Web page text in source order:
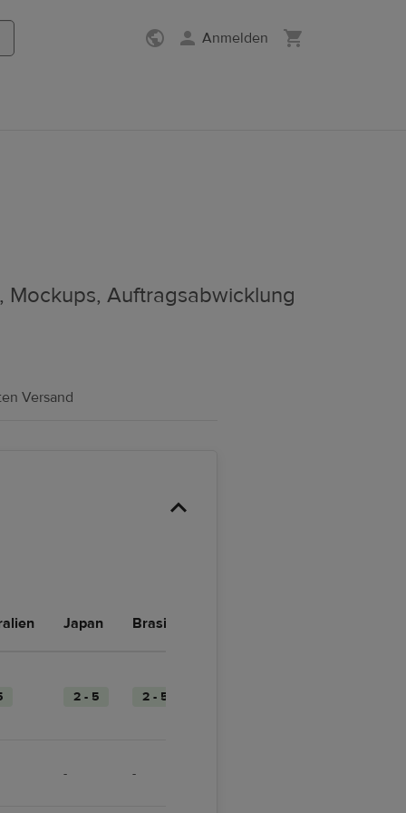
Anmelden
Auftragsabwicklung
Versand
Japan Brasilien
2 - 5 2 - 5
- -